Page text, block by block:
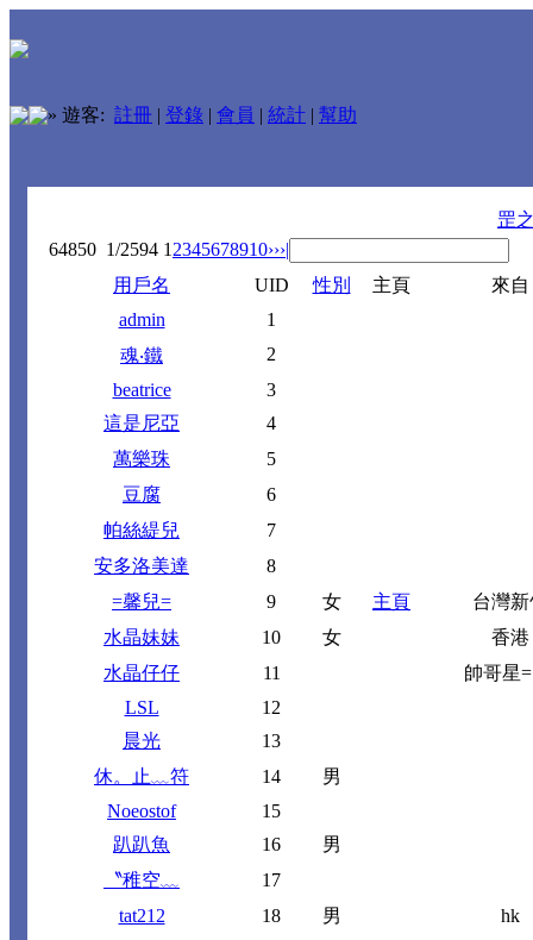
» 遊客: 註冊 | 登錄 | 會員 | 統計 | 幫助
罡
64850 1/2594 1 2345678910›››|
用戶名
UID 性別 主頁
來自
admin
1
魂‧鐵
2
beatrice
3
這是尼亞
4
萬樂珠
5
豆腐
6
帕絲緹兒
7
安多洛美達
8
=馨兒=
9 女 主頁
台灣
水晶妹妹
10 女
香港
水晶仔仔
11
帥哥星
LSL
12
晨光
13
休。止﹏符
14
男
Noeostof
15
趴趴魚
16
男
〝稚空﹏
17
tat212
18 男
hk